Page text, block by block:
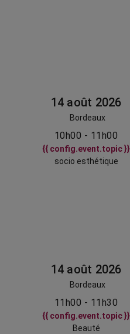
14 août 2026
Bordeaux
10h00 - 11h00
{{ config.event.topic }}
socio esthétique
14 août 2026
Bordeaux
11h00 - 11h30
{{ config.event.topic }}
Beauté